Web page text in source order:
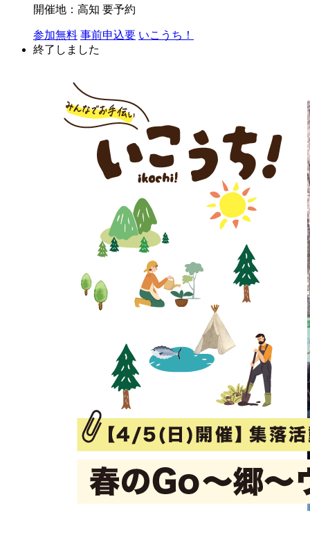
開催地：高知 要予約
参加無料 事前申込要 いこうち！
終了しました